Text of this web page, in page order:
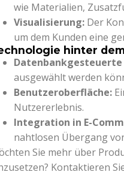
wie Materialien,
Visualisierung: Der
um dem Kunden eine
hinter
Datenbankgesteuerte
ausgewählt werden
Benutzeroberfläche:
Nutzererlebnis.
Integration in E-
nahtlosen Übergang
Sie mehr über
Kontaktieren